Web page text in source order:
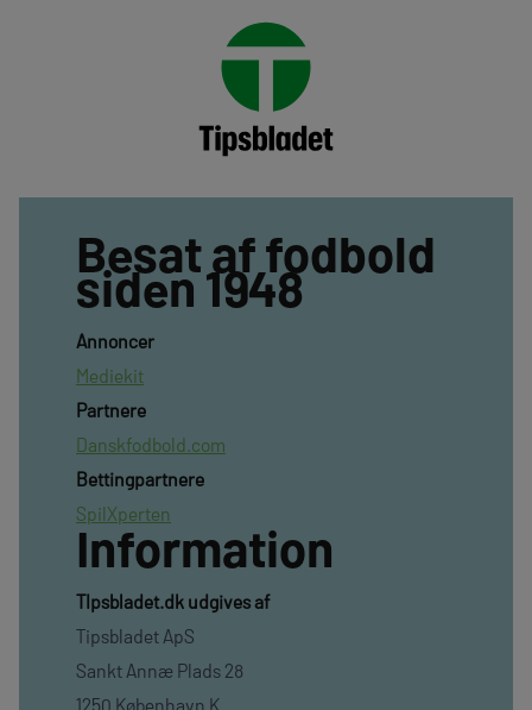
Besat af fodbold
siden 1948
Annoncer
Mediekit
Partnere
Danskfodbold.com
Bettingpartnere
SpilXperten
Information
TIpsbladet.dk udgives af
Tipsbladet ApS
Sankt Annæ Plads 28
1250 København K